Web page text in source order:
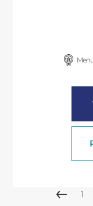
Pagination
Page
1